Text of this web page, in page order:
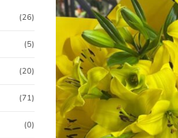
(26)
(5)
(20)
(71)
(0)